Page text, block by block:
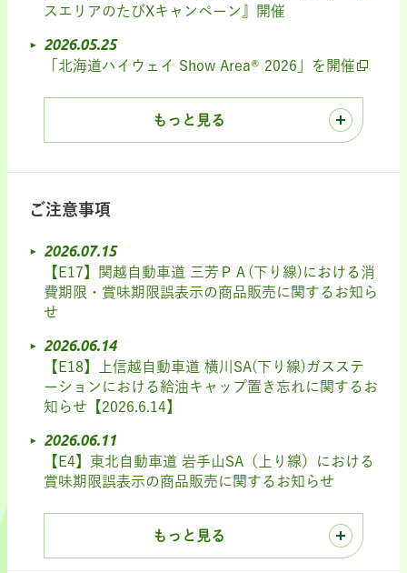
スエリアのたびXキャンペーン』開催
2026.05.25
「北海道ハイウェイ Show Area® 2026」を開催
もっと見る
ご注意事項
2026.07.15
【E17】関越自動車道 三芳ＰＡ(下り線)における消
費期限・賞味期限誤表示の商品販売に関するお知ら
せ
2026.06.14
【E18】上信越自動車道 横川SA(下り線)ガスステ
ーションにおける給油キャップ置き忘れに関するお
知らせ【2026.6.14】
2026.06.11
【E4】東北自動車道 岩手山SA（上り線）における
賞味期限誤表示の商品販売に関するお知らせ
もっと見る